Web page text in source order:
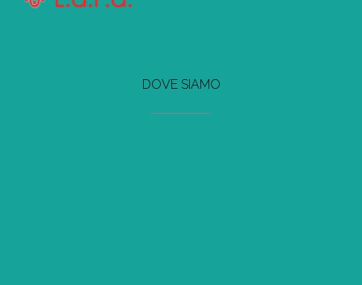
DOVE SIAMO